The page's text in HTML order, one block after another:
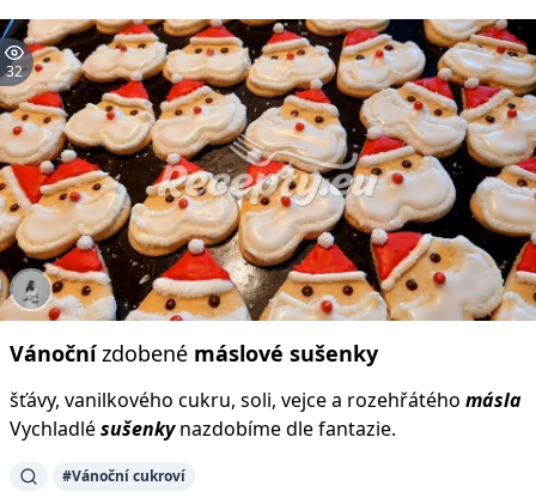
32
Vánočnízdobené máslové sušenky
šťávy, vanilkového cukru, soli, vejce a rozehřátého másla
Vychladlésušenkynazdobíme dle fantazie.
#Vánoční cukroví